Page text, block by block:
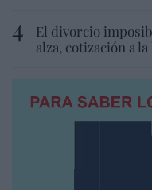
El divorcio
alza, cotización a